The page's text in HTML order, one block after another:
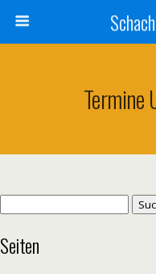
Termine
Seiten